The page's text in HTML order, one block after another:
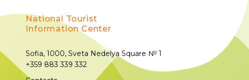
National Tourist
Information Center
Sofia, 1000, Sveta Nedelya Square № 1
+359 883 339 332